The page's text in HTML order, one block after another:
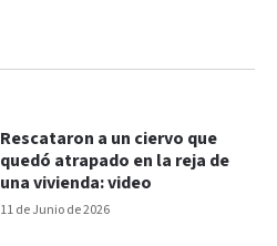
11 de Junio de 2026
Rescataron a un ciervo que
quedó atrapado en la reja de
una vivienda: video